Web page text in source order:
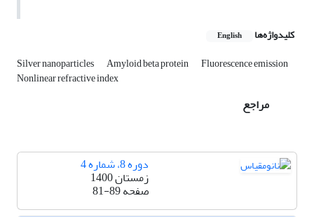
کلیدواژه‌ها English
Silver nanoparticles Amyloid beta protein Fluorescence emission
Nonlinear refractive index
مراجع
دوره 8، شماره 4
زمستان 1400
صفحه81-89